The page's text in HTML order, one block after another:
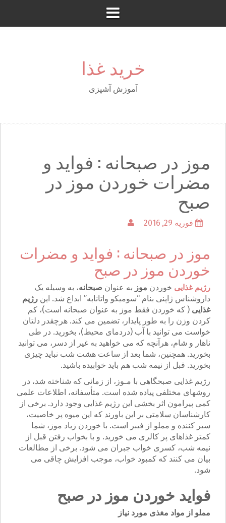
i
خرید غذا
آموزش آشپزی
موز در صبحانه : فواید و
مضرات خوردن موز در
صبح
فوریه 29, 2016
موز در صبحانه : فواید و مضرات
خوردن موز در صبح
رژیم غذایی خوردن موز به عنوان صبحانه، به وسیله یک
داروشناس ژاپنی بنام “سومیکو واتانابه” ابداع شد. این رژیم
غذایی ( که خوردن فقط موز به عنوان صبحانه است)، کم
کردن وزن را به طور پایدار، تضمین می کند. هرچقدر دلتان
خواست می توانید با آب (دردمای محیط)، بخورید. در طی
ناهار و شام، هرآنچه که می خواهید به غیر از دسر، می توانید
بخورید. همچنین، شما بعد از ساعت هشت شب نباید چیزی
بخورید. قبل از نیمه شب هم باید خوابیده باشید.
رژیم غذایی صبحگاهی با مـوز، از زمانی که شناخته شد، در
روشهای مختلفی پیاده شده است. متأسفانه، اطلاعات علمی
کمی پیرامون اثر بخشی این رژیم غذایی وجود دارد. برخی از
کارشناسان سلامتی بر این باورند که این میوه پر خاصیت،
سیر کننده و مملو از فیبر است. با خوردن زیاد موز، شما
کمتر غذاهای پر کالری می خورید. و با بخواب رفتن قبل از
نیمه شب، کسری خواب جبران می شود. برخی از مطالعات
بیان می کنند که کمبود خواب، موجب افزایش چاقی می
شود.
فواید خوردن موز در صبح
مملو از مواد مغذی مورد نیاز